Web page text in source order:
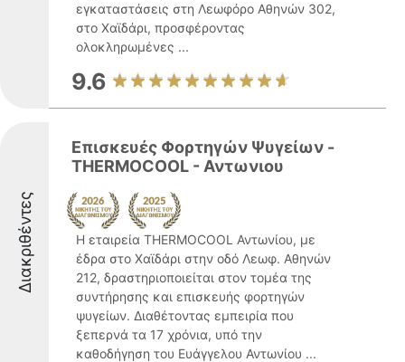
εγκαταστάσεις στη Λεωφόρο Αθηνών 302,
στο Χαϊδάρι, προσφέροντας
ολοκληρωμένες ...
9.6
Διακριθέντες
Επισκευές Φορτηγών Ψυγείων -
THERMOCOOL - Αντωνιου
Η εταιρεία THERMOCOOL Αντωνίου, με
έδρα στο Χαϊδάρι στην οδό Λεωφ. Αθηνών
212, δραστηριοποιείται στον τομέα της
συντήρησης και επισκευής φορτηγών
ψυγείων. Διαθέτοντας εμπειρία που
ξεπερνά τα 17 χρόνια, υπό την
καθοδήγηση του Ευάγγελου Αντωνίου ...